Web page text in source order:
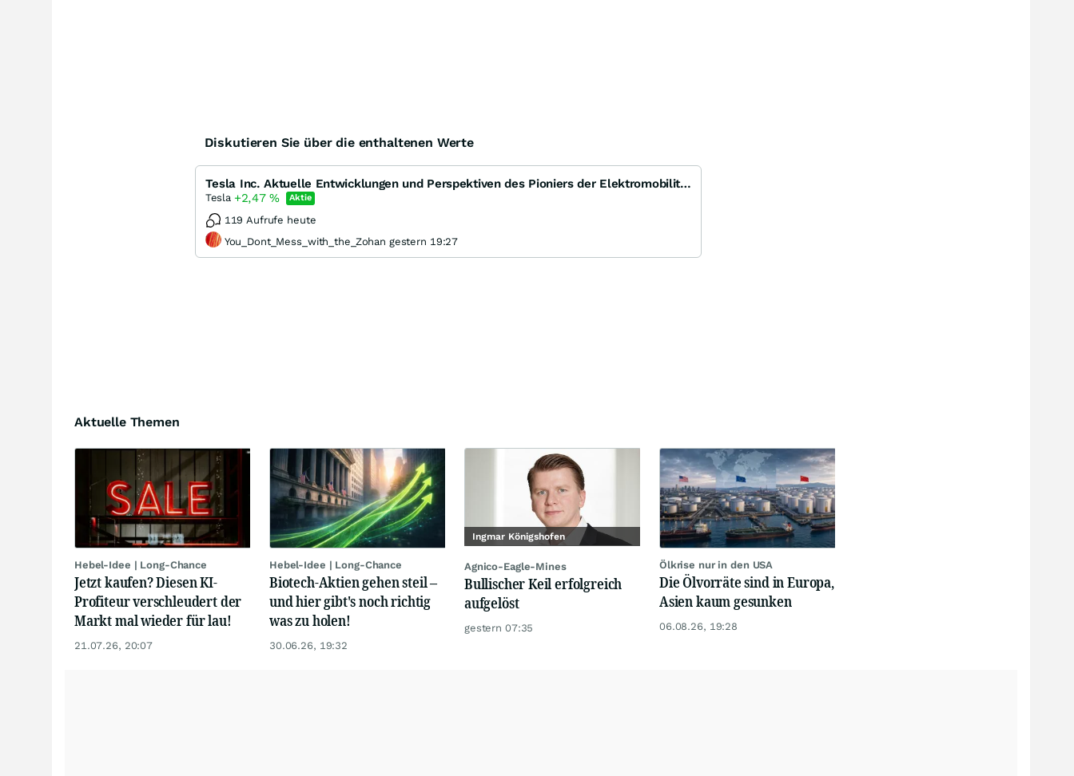
Diskutieren Sie über die enthaltenen Werte
Tesla Inc. Aktuelle Entwicklungen und Perspektiven des Pioniers der Elektromobilität
Tesla +2,47% Aktie
119 Aufrufe heute
You_Dont_Mess_with_the_Zohan gestern 19:27
Aktuelle Themen
Hebel-Idee | Long-Chance
Jetzt kaufen? Diesen KI-
Profiteur verschleudert der
Markt mal wieder für lau!
21.07.26, 20:07
Hebel-Idee | Long-Chance
Biotech-Aktien gehen steil –
und hier gibt's noch richtig
was zu holen!
30.06.26, 19:32
Ingmar Königshofen
Agnico-Eagle-Mines
Bullischer Keil erfolgreich
aufgelöst
gestern 07:35
Ölkrise nur in den USA
Die Ölvorräte sind in Europa,
Asien kaum gesunken
06.08.26, 19:28